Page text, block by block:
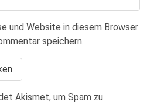
und Website in diesem Browser
speichern.
Akismet, um Spam zu